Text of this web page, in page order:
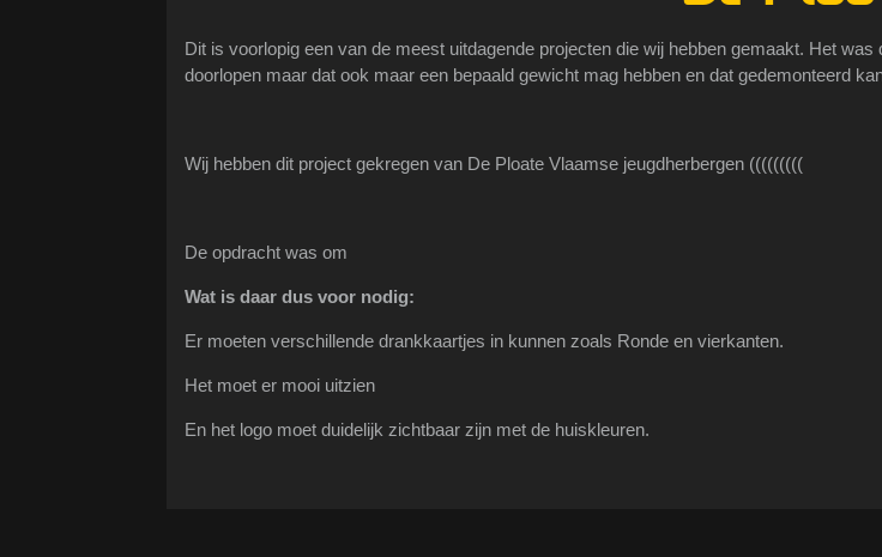
Dit is voorlopig een van de meest uitdagende projecten die wij hebben gemaakt. Het
doorlopen maar dat ook maar een bepaald gewicht mag hebben en dat gedemonteerd
Wij hebben dit project gekregen van De Ploate Vlaamse jeugdherbergen (((((((((
De opdracht was om
Wat is daar dus voor nodig:
Er moeten verschillende drankkaartjes in kunnen zoals Ronde en vierkanten.
Het moet er mooi uitzien
En het logo moet duidelijk zichtbaar zijn met de huiskleuren.